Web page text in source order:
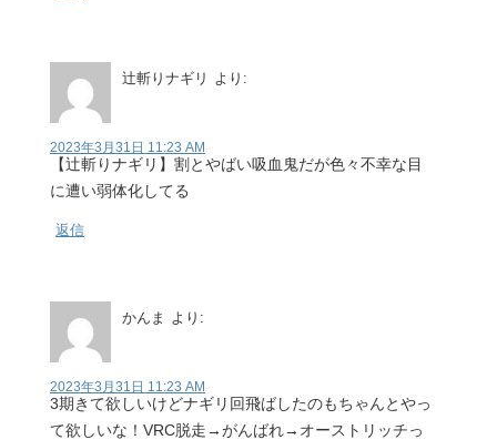
辻斬りナギリ より:
2023年3月31日 11:23 AM
【辻斬りナギリ】割とやばい吸血鬼だが色々不幸な目
に遭い弱体化してる
返信
かんま より:
2023年3月31日 11:23 AM
3期きて欲しいけどナギリ回飛ばしたのもちゃんとやっ
て欲しいな！VRC脱走→がんばれ→オーストリッチっ